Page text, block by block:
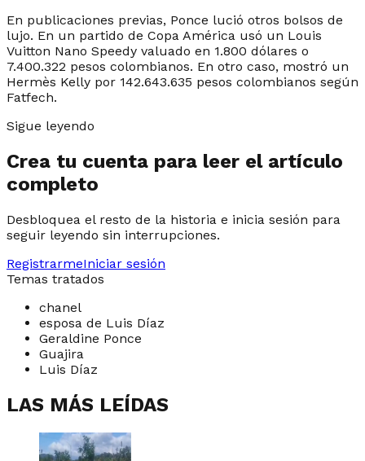
En publicaciones previas, Ponce lució otros bolsos de
lujo. En un partido de Copa América usó un Louis
Vuitton Nano Speedy valuado en 1.800 dólares o
7.400.322 pesos colombianos. En otro caso, mostró un
Hermès Kelly por 142.643.635 pesos colombianos según
Fatfech.
Sigue leyendo
Crea tu cuenta para leer el artículo
completo
Desbloquea el resto de la historia e inicia sesión para
seguir leyendo sin interrupciones.
RegistrarmeIniciar sesión
Temas tratados
chanel
esposa de Luis Díaz
Geraldine Ponce
Guajira
Luis Díaz
LAS MÁS LEÍDAS